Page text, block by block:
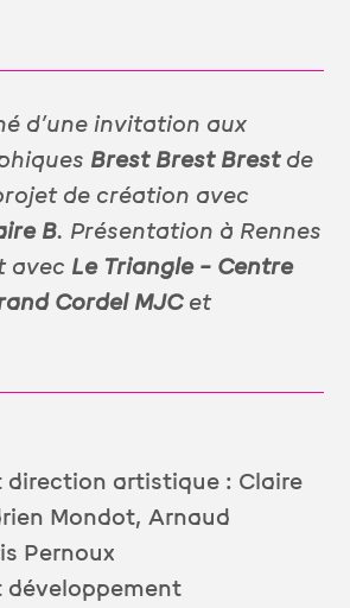
d’une invitation aux
Brest Brest Brestde
de création avec
B. Présentation à Rennes
avec Le Triangle – Centre
Cordel MJCet
direction artistique : Claire
Mondot, Arnaud
Pernoux
développement